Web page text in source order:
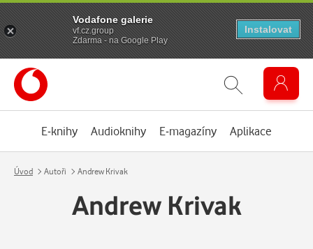
E-knihy Audioknihy E-magazíny Aplikace
Úvod Autoři Andrew Krivak
Andrew Krivak
Vodafone galerie
vf.cz.group
Zdarma - na Google Play
Instalovat